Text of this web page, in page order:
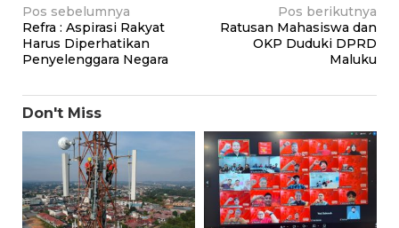
Navigasi
pos
Pos sebelumnya
Refra : Aspirasi Rakyat
Harus Diperhatikan
Penyelenggara Negara
Pos berikutnya
Ratusan Mahasiswa dan
OKP Duduki DPRD
Maluku
Don't Miss